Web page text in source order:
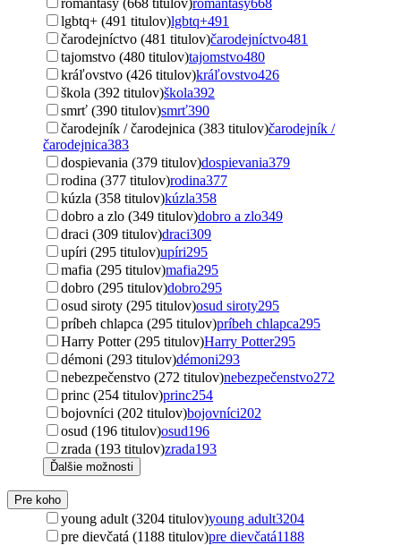
lgbtq+ (491 titulov)lgbtq+491
čarodejníctvo (481 titulov)čarodejníctvo481
tajomstvo (480 titulov)tajomstvo480
kráľovstvo (426 titulov)kráľovstvo426
škola (392 titulov)škola392
smrť (390 titulov)smrť390
čarodejník / čarodejnica (383 titulov)čarodejník /
čarodejnica383
dospievania (379 titulov)dospievania379
rodina (377 titulov)rodina377
kúzla (358 titulov)kúzla358
dobro a zlo (349 titulov)dobro a zlo349
draci (309 titulov)draci309
upíri (295 titulov)upíri295
mafia (295 titulov)mafia295
dobro (295 titulov)dobro295
osud siroty (295 titulov)osud siroty295
príbeh chlapca (295 titulov)príbeh chlapca295
Harry Potter (295 titulov)Harry Potter295
démoni (293 titulov)démoni293
nebezpečenstvo (272 titulov)nebezpečenstvo272
princ (254 titulov)princ254
bojovníci (202 titulov)bojovníci202
osud (196 titulov)osud196
zrada (193 titulov)zrada193
Ďalšie možnosti
Pre koho
young adult (3204 titulov)young adult3204
pre dievčatá (1188 titulov)pre dievčatá1188